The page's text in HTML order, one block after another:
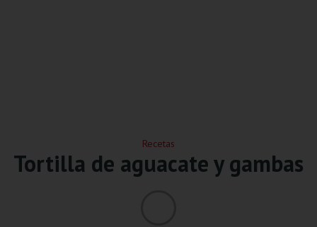
Recetas
Tortilla de aguacate y gambas